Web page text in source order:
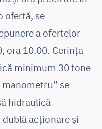
ofertă, se
a ofertelor
ora 10.00. Cerința
minimum 30 tone
se
hidraulică
acționare și